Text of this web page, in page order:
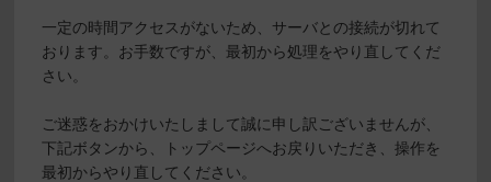
一定の時間アクセスがないため、サーバとの接続が切れて
おります。お手数ですが、最初から処理をやり直してくだ
さい。
ご迷惑をおかけいたしまして誠に申し訳ございませんが、
下記ボタンから、トップページへお戻りいただき、操作を
最初からやり直してください。